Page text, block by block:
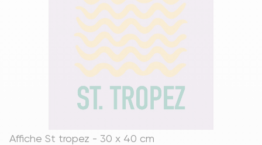
Affiche St tropez - 30 x 40 cm